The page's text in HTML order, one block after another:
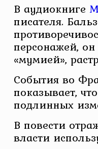
В аудиокниге
писателя.
персонажей,
«мумией»,
События во
показывает,
подлинных
В повести
власти